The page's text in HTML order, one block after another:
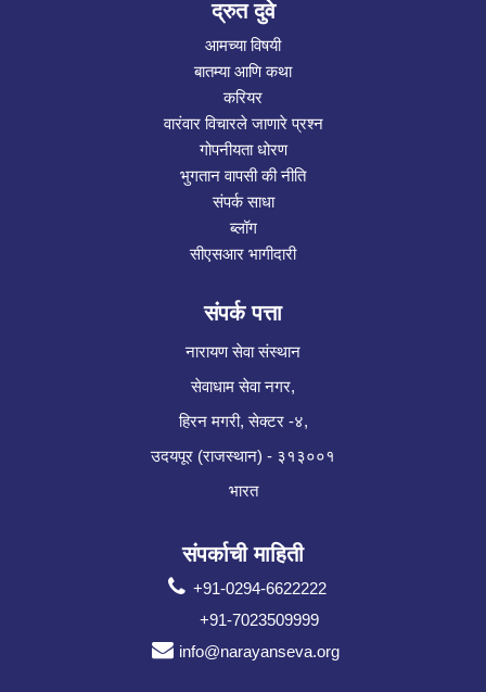
द्रुत दुवे
आमच्या विषयी
बातम्या आणि कथा
करियर
वारंवार विचारले जाणारे प्रश्न
गोपनीयता धोरण
भुगतान वापसी की नीति
संपर्क साधा
ब्लॉग
सीएसआर भागीदारी
संपर्क पत्ता
नारायण सेवा संस्थान
सेवाधाम सेवा नगर,
हिरन मगरी, सेक्टर -४,
उदयपूर (राजस्थान) - ३१३००१
भारत
संपर्काची माहिती
+91-0294-6622222
+91-7023509999
info@narayanseva.org